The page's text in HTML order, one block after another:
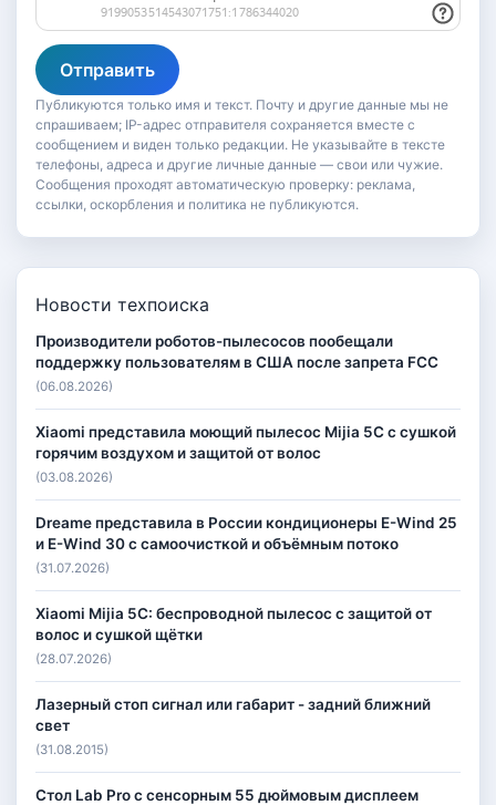
Отправить
Публикуются только имя и текст. Почту и другие данные мы не
спрашиваем; IP-адрес отправителя сохраняется вместе с
сообщением и виден только редакции. Не указывайте в тексте
телефоны, адреса и другие личные данные — свои или чужие.
Сообщения проходят автоматическую проверку: реклама,
ссылки, оскорбления и политика не публикуются.
Новости техпоиска
Производители роботов-пылесосов пообещали
поддержку пользователям в США после запрета FCC
(06.08.2026)
Xiaomi представила моющий пылесос Mijia 5C с сушкой
горячим воздухом и защитой от волос
(03.08.2026)
Dreame представила в России кондиционеры E-Wind 25
и E-Wind 30 с самоочисткой и объёмным потоко
(31.07.2026)
Xiaomi Mijia 5C: беспроводной пылесос с защитой от
волос и сушкой щётки
(28.07.2026)
Лазерный стоп сигнал или габарит - задний ближний
свет
(31.08.2015)
Стол Lab Pro с сенсорным 55 дюймовым дисплеем